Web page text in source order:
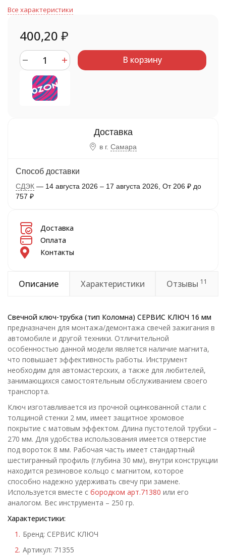
Все характеристики
400,20 ₽
В корзину
в г. Самара
Способ доставки
СДЭК 14 августа 2026 – 17 августа 2026 От 206 ₽ до
757 ₽
Доставка
Оплата
Контакты
Описание Характеристики Отзывы 11
Свечной ключ-трубка (тип Коломна) СЕРВИС КЛЮЧ 16 мм
предназначен для монтажа/демонтажа свечей зажигания в
автомобиле и другой техники. Отличительной
особенностью данной модели является наличие магнита,
что повышает эффективность работы. Инструмент
необходим для автомастерских, а также для любителей,
занимающихся самостоятельным обслуживанием своего
транспорта.
Ключ изготавливается из прочной оцинкованной стали с
толщиной стенки 2 мм, имеет защитное хромовое
покрытие с матовым эффектом. Длина пустотелой трубки –
270 мм. Для удобства использования имеется отверстие
под вороток 8 мм. Рабочая часть имеет стандартный
шестигранный профиль (глубина 30 мм), внутри конструкции
находится резиновое кольцо с магнитом, которое
способно надежно удерживать свечу при замене.
Используется вместе с бородком арт.71380 или его
аналогом. Вес инструмента – 250 гр.
Характеристики:
Бренд: СЕРВИС КЛЮЧ
Артикул: 71355